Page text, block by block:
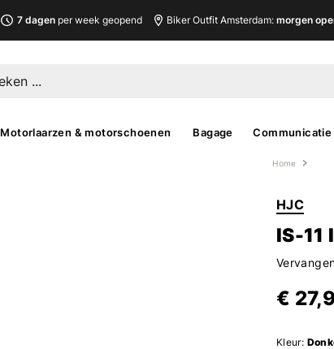
7 dagenper week geopend Biker Outfit Amsterdam: morgen
Motorlaarzen & motorschoenen Bagage Communicatie
Home
HJC
IS-11
€
Kleur: